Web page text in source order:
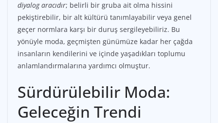
diyalog aracıdır; belirli bir gruba ait olma hissini
pekiştirebilir, bir alt kültürü tanımlayabilir veya genel
geçer normlara karşı bir duruş sergileyebiliriz. Bu
yönüyle moda, geçmişten günümüze kadar her çağda
insanların kendilerini ve içinde yaşadıkları toplumu
anlamlandırmalarına yardımcı olmuştur.
Sürdürülebilir Moda:
Geleceğin Trendi